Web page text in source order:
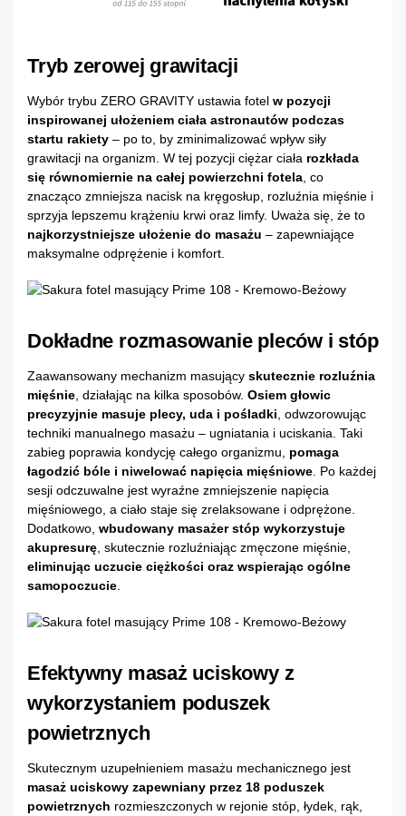
Tryb zerowej grawitacji
Wybór trybu ZERO GRAVITY ustawia fotel w pozycji
inspirowanej ułożeniem ciała astronautów podczas
startu rakiety – po to, by zminimalizować wpływ siły
grawitacji na organizm. W tej pozycji ciężar ciała rozkłada
się równomiernie na całej powierzchni fotela , co
znacząco zmniejsza nacisk na kręgosłup, rozluźnia mięśnie i
sprzyja lepszemu krążeniu krwi oraz limfy. Uważa się, że to
najkorzystniejsze ułożenie do masażu – zapewniające
maksymalne odprężenie i komfort.
Dokładne rozmasowanie pleców i stóp
Zaawansowany mechanizm masujący skutecznie rozluźnia
mięśnie , działając na kilka sposobów. Osiem głowic
precyzyjnie masuje plecy, uda i pośladki , odwzorowując
techniki manualnego masażu – ugniatania i uciskania. Taki
zabieg poprawia kondycję całego organizmu, pomaga
łagodzić bóle i niwelować napięcia mięśniowe . Po każdej
sesji odczuwalne jest wyraźne zmniejszenie napięcia
mięśniowego, a ciało staje się zrelaksowane i odprężone.
Dodatkowo, wbudowany masażer stóp wykorzystuje
akupresurę , skutecznie rozluźniając zmęczone mięśnie,
eliminując uczucie ciężkości oraz wspierając ogólne
samopoczucie
Efektywny masaż uciskowy z
wykorzystaniem poduszek
powietrznych
Skutecznym uzupełnieniem masażu mechanicznego jest
masaż uciskowy zapewniany przez 18 poduszek
powietrznych rozmieszczonych w rejonie stóp, łydek, rąk,